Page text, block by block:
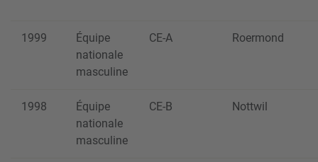
1999
Équipe
nationale
masculine
CE-A Roermond
1998
Équipe
nationale
masculine
CE-B Nottwil